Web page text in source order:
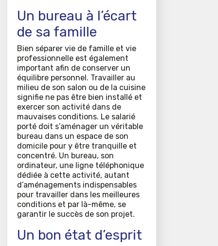
Un bureau à l’écart
de sa famille
Bien séparer vie de famille et vie
professionnelle est également
important afin de conserver un
équilibre personnel. Travailler au
milieu de son salon ou de la cuisine
signifie ne pas être bien installé et
exercer son activité dans de
mauvaises conditions. Le salarié
porté doit s’aménager un véritable
bureau dans un espace de son
domicile pour y être tranquille et
concentré. Un bureau, son
ordinateur, une ligne téléphonique
dédiée à cette activité, autant
d’aménagements indispensables
pour travailler dans les meilleures
conditions et par là-même, se
garantir le succès de son projet.
Un bon état d’esprit